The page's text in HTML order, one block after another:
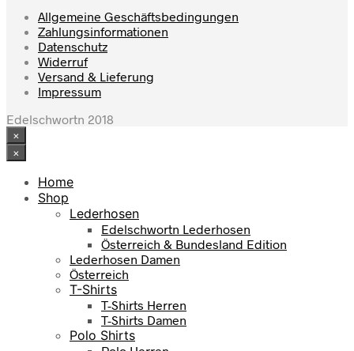
Varianten
auf.
Allgemeine Geschäftsbedingungen
Zahlungsinformationen
Datenschutz
Widerruf
Versand & Lieferung
Impressum
Edelschwortn 2018
×
×
Home
Shop
Lederhosen
Edelschwortn Lederhosen
Österreich & Bundesland Edition
Lederhosen Damen
Österreich
T-Shirts
T-Shirts Herren
T-Shirts Damen
Polo Shirts